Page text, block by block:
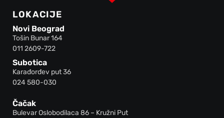
LOKACIJE
Novi Beograd
Tošin Bunar 164
011 2609-722
Subotica
Karađorđev put 36
024 580-030
Čačak
Bulevar Oslobodilaca 86 – Kružni Put